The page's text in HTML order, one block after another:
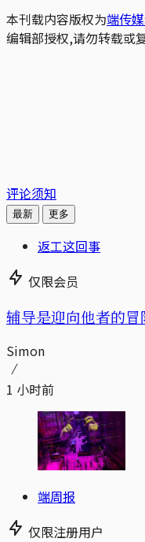
本刊载内容版权为端传
编辑部授权,请勿转载或
评论须知
最新 更多
返工这回事
仅限会员
辅导是迎向他者的
Simon
1 小时前
端周报
仅限注册用户